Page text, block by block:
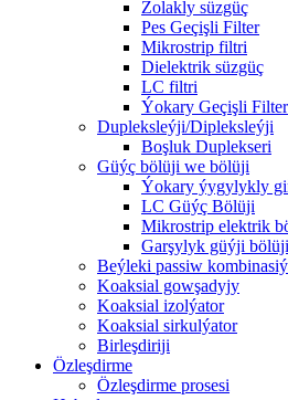
Zolakly süzgüç
Pes Geçişli Filter
Mikrostrip filtri
Dielektrik süzgüç
LC filtri
Ýokary Geçişli Filter
Dupleksleýji/Dipleksleýji
Boşluk Duplekseri
Güýç bölüji we bölüji
Ýokary ýygylykly
LC Güýç Bölüji
Mikrostrip elektrik
Garşylyk güýji bölüji
Beýleki passiw
Koaksial gowşadyjy
Koaksial izolýator
Koaksial sirkulýator
Birleşdiriji
Özleşdirme
Özleşdirme prosesi